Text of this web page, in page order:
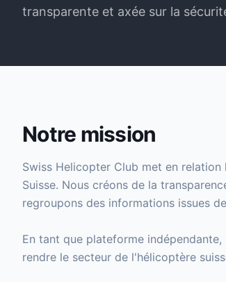
transparente et axée sur la
Notre mission
Swiss Helicopter Club met en
Suisse. Nous créons de la
regroupons des informations issues
En tant que plateforme
rendre le secteur de l'hélicoptère